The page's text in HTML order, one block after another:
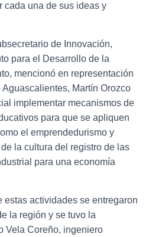
cada una de sus ideas y
de Innovación,
para el Desarrollo de la
mencionó en representación
Martín Orozco
implementar mecanismos de
para que se apliquen
el emprendedurismo y
la cultura del registro de las
para una economía
estas actividades se entregaron
la región y se tuvo la
Vela Coreño, ingeniero